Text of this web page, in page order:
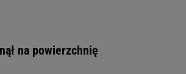
na powierzchnię